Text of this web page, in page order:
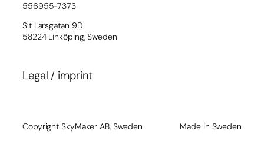
556955-7373
S:t Larsgatan 9D
58224 Linköping, Sweden
Legal / imprint
Copyright SkyMaker AB, Sweden Made in Sweden